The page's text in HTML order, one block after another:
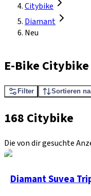
Citybike
Diamant
Neu
E-Bike Citybike
Filter Sortieren
168 Citybike
Die von dir gesuchte
Diamant Suvea